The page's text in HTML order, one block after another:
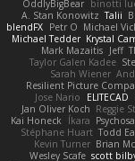
OddlyBigBear binotti
A. Stan Konowitz Talii
blendFX Petr O Michael
Michael Tedder Krystal
Mark Mazaitis Jeff
Taylor Galen Kadee
Sarah Wiener
Resilient Picture
Jose Nario
ELITECAD
Jan Oliver Koch Reggie
Kai Honeck Íkara
Stéphane Huart Todd
Kevin Turner Brian
Wesley Scafe scott